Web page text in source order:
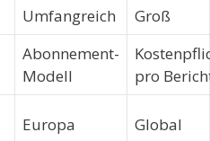
Umfangreich Groß
Abonnement-
Modell
pro
Europa Global